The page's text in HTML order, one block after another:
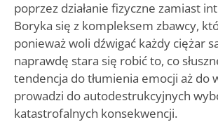
poprzez działanie fizyczne zamiast
Boryka się z kompleksem zbawcy,
ponieważ woli dźwigać każdy ciężar
naprawdę stara się robić to, co
tendencja do tłumienia emocji aż do
prowadzi do autodestrukcyjnych
katastrofalnych konsekwencji.